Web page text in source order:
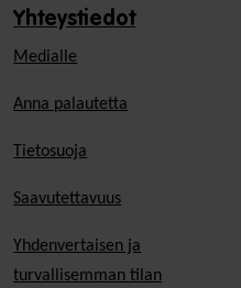
Yhteystiedot
Medialle
Anna palautetta
Tietosuoja
Saavutettavuus
Yhdenvertaisen ja
turvallisemman tilan